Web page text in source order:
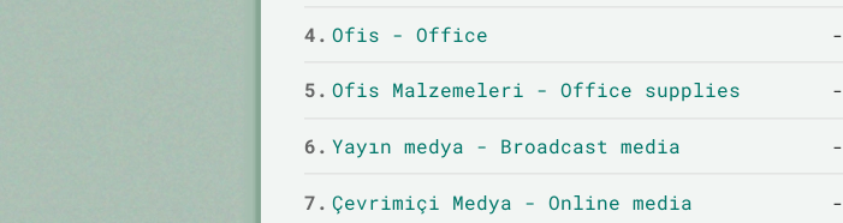
4. Ofis - Office -
5. Ofis Malzemeleri - Office supplies -
6. Yayın medya - Broadcast media -
7. Çevrimiçi Medya - Online media -